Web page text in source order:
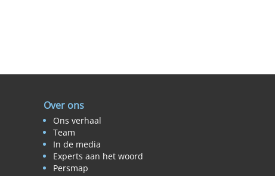
Over ons
Ons verhaal
Team
In de media
Experts aan het woord
Persmap